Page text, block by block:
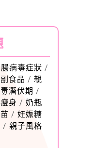
腸病毒症狀 /
食品 / 親
潛伏期 /
身 / 奶瓶
/ 妊娠糖
/ 親子風格